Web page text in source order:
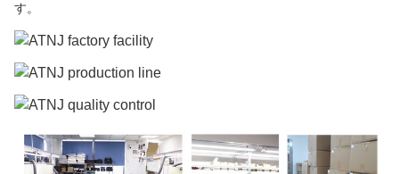
す。